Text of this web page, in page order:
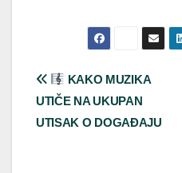
Post
navigation
KAKO MUZIKA
UTIČE NA UKUPAN
UTISAK O DOGAĐAJU